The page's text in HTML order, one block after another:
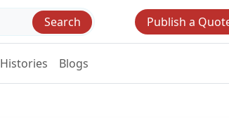
Search Publish a
Histories Blogs